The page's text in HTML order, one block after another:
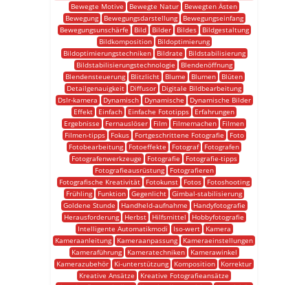
Bewegte Motive
Bewegte Natur
Bewegten Ästen
Bewegung
Bewegungsdarstellung
Bewegungseinfang
Bewegungsunschärfe
Bild Bilder Bildes
Bildgestaltung
Bildkomposition
Bildoptimierung
Bildoptimierungstechniken
Bildrate
Bildstabilisierung
Bildstabilisierungstechnologie
Blendenöffnung
Blendensteuerung
Blitzlicht Blume Blumen
Blüten
Detailgenauigkeit
Diffusor
Digitale Bildbearbeitung
Dslr-kamera
Dynamisch Dynamische
Dynamische Bilder
Effekt
Einfach Einfache Fototipps
Erfahrungen
Ergebnisse
Fernauslöser Film Filmemachen
Filmen
Filmen-tipps
Fokus Fortgeschrittene Fotografie
Foto
Fotobearbeitung
Fotoeffekte Fotograf
Fotografen
Fotografenwerkzeuge
Fotografie
Fotografie-tipps
Fotografieausrüstung
Fotografieren
Fotografische Kreativität
Fotokunst Fotos
Fotoshooting
Frühling
Funktion Gegenlicht Gimbal-stabilisierung
Goldene Stunde
Handheld-aufnahme
Handyfotografie
Herausforderung
Herbst Hilfsmittel
Hobbyfotografie
Intelligente Automatikmodi
Iso-wert
Kamera
Kameraanleitung
Kameraanpassung
Kameraeinstellungen
Kameraführung
Kameratechniken
Kamerawinkel
Kamerazubehör
Ki-unterstützung Komposition
Korrektur
Kreative Ansätze
Kreative Fotografieansätze